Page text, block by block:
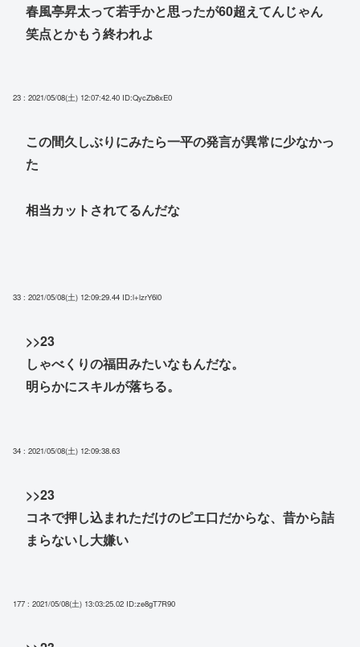
春風亭昇太って若手かと思ったが60超えてんじゃん
笑点とかもう終われよ
23 : 2021/05/08(土) 12:07:42.40 ID:QycZb8xE0
この間久しぶりにみたら一平の発言が異常に少なかっ
た
相当カットされてるんだな
33 : 2021/05/08(土) 12:09:29.44 ID:l+lzrY6l0
>>23
しゃべくりの福田みたいなもんだな。
明らかにスキルが落ちる。
34 : 2021/05/08(土) 12:09:38.63
>>23
コネで押し込まれただけのピエ口だからな、昔から詰
まらないし大嫌い
177 : 2021/05/08(土) 13:03:25.02 ID:ze8gT7R90